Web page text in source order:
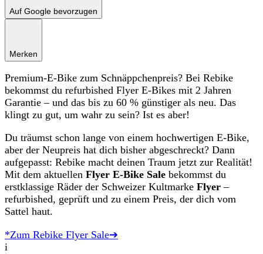
Auf Google bevorzugen
Merken
Premium-E-Bike zum Schnäppchenpreis? Bei Rebike
bekommst du refurbished Flyer E-Bikes mit 2 Jahren
Garantie – und das bis zu 60 % günstiger als neu. Das
klingt zu gut, um wahr zu sein? Ist es aber!
Du träumst schon lange von einem hochwertigen E-Bike,
aber der Neupreis hat dich bisher abgeschreckt? Dann
aufgepasst: Rebike macht deinen Traum jetzt zur Realität!
Mit dem aktuellen Flyer E-Bike Sale bekommst du
erstklassige Räder der Schweizer Kultmarke Flyer –
refurbished, geprüft und zu einem Preis, der dich vom
Sattel haut.
*Zum Rebike Flyer Sale➔
i